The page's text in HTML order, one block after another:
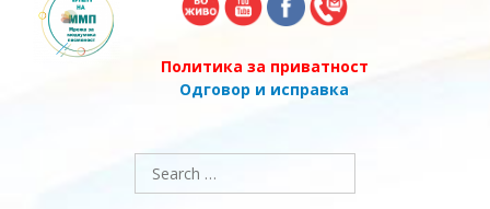
Политика за приватност
Одговор и исправка
Search
for: